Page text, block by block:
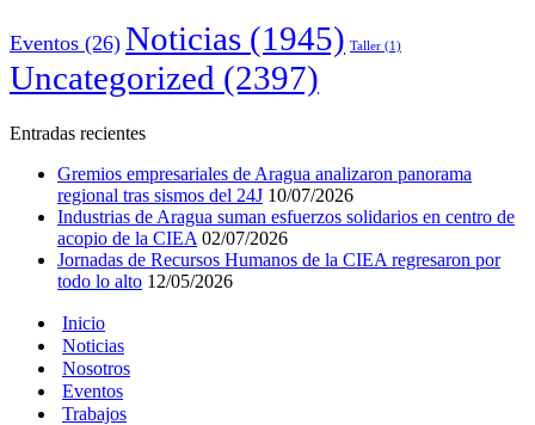
Eventos (26) Noticias (1945) Taller (1)
Uncategorized (2397)
Entradas recientes
Gremios empresariales de Aragua analizaron panorama
regional tras sismos del 24J 10/07/2026
Industrias de Aragua suman esfuerzos solidarios en centro de
acopio de la CIEA 02/07/2026
Jornadas de Recursos Humanos de la CIEA regresaron por
todo lo alto 12/05/2026
Inicio
Noticias
Nosotros
Eventos
Trabajos